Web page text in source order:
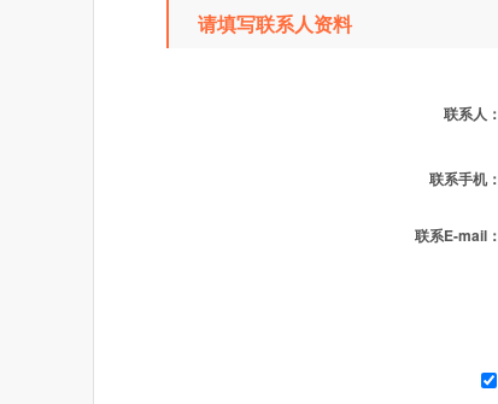
请填写联系人资料
联系人：
联系手机：
联系E-mail：